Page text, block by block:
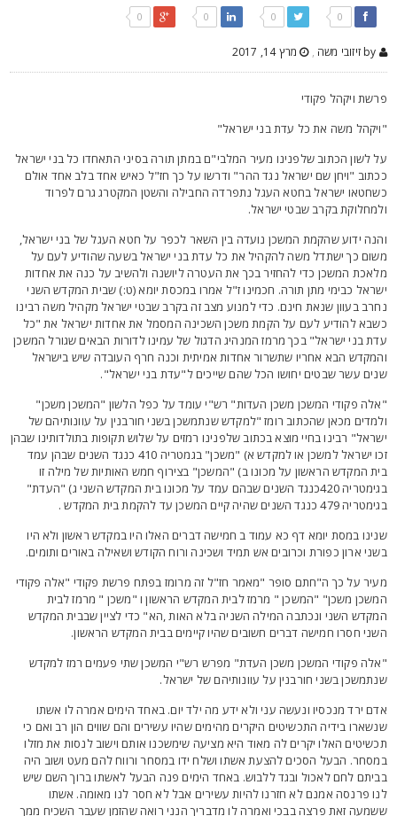
, מרץ 14, 2017
ויקהל פקודי
משה את כל עדת בני ישראל"
לשון הכתוב שלפנינו מעיר המלבי"ם במתן תורה בסיני התאחדו כל בני ישראל
"ויחן שם ישראל נגד ההר" ודרשו על כך חז"ל כאיש אחד בלב אחד אולם
ישראל בחטא העגל נתפרדה החבילה והשטן המקטרג גרם לפרוד
בקרב שבטי ישראל.
ידוע שהקמת המשכן נועדה בין השאר לכפר על חטא העגל של בני ישראל,
כך ישתדל משה להקהיל את כל עדת בני ישראל בשעה שהודיע לעם על
המשכן כדי להחזיר בכך את העטרה ליושנה ולהשיב על כנה את אחדות
כבימי מתן תורה. חכמינו ז"ל אמרו במכסת יומא (ט:) שבית המקדש השני
בעוון שנאת חינם. כדי למנוע מצב זה בקרב שבטי ישראל מקהיל משה רבינו
להודיע לעם על הקמת משכן השכינה המסמל את אחדות ישראל את "כל
בני ישראל" בכך מרמז המנהיג הדגול של עמינו לדורות הבאים שגורל המשכן
הבא אחריו שתשרור אחדות אמיתית וכנה חרף העובדה שיש בישראל
עשר שבטים יחושו הכל שהם שייכים ל"עדת בני ישראל".
פקודי המשכן משכן העדות" רש"י עומד על כפל הלשון "המשכן משכן"
מכאן שהכתוב רומז "למקדש שנתמשכן בשני חורבנין על עוונותיהם של
רבינו בחיי מוצא בכתוב שלפנינו רמזים על שלוש תקופות בתולדותינו שבהן
זכו ישראל למשכן או למקדש א) "משכן" בגמטריה 410 כנגד השנים שבהן עמד
המקדש הראשון על מכונו ב) "המשכן" בצירוף חמש האותיות של מילה זו
בגימטריה 420כנגד השנים שבהם עמד על מכונו בית המקדש השני ג) "העדת"
479 כנגד השנים שהיה קיים המשכן עד להקמת בית המקדש .
במסת יומא דף כא עמוד ב חמישה דברים האלו היו במקדש ראשון ולא היו
ארון כפורת וכרובים אש תמיד ושכינה ורוח הקודש ושאילה באורים ותומים.
על כך ה"חתם סופר "מאמר חז"ל זה מרומז בפתח פרשת פקודי "אלה פקודי
משכן" "המשכן " מרמז לבית המקדש הראשון ו "משכן " מרמז לבית
השני ונכתבה המילה השניה בלא האות ,הא" כדי לציין שבבית המקדש
חסרו חמישה דברים חשובים שהיו קיימים בבית המקדש הראשון.
פקודי המשכן משכן העדת" מפרש רש"י המשכן שתי פעמים רמז למקדש
בשני חורבנין על עוונותיהם של ישראל.
ירד מנכסיו ונעשה עני ולא ידע מה ילד יום. באחד הימים אמרה לו אשתו
בידיה התכשיטים היקרים מהימים שהיו עשירים והם שווים הון רב ואם כי
האלו יקרים לה מאוד היא מציעה שימשכנו אותם וישוב לנסות את מזלו
הבעל הסכים להצעת אשתו ושלח ידו במסחר ורווח להם מעט ושוב היה
לחם לאכול ובגד ללבוש. באחד הימים פנה הבעל לאשתו ברוך השם שיש
פרנסה אמנם לא חזרנו להיות עשירים אבל לא חסר לנו מאומה. אשתו
זאת פרצה בבכי ואמרה לו מדבריך הנני רואה שהזמן שעבר השכיח ממך